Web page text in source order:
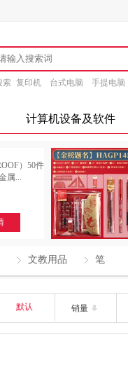
索 复印机 台式电脑 手提电脑
计算机设备及软件
）50件
属...
文教用品 笔
默认 销量